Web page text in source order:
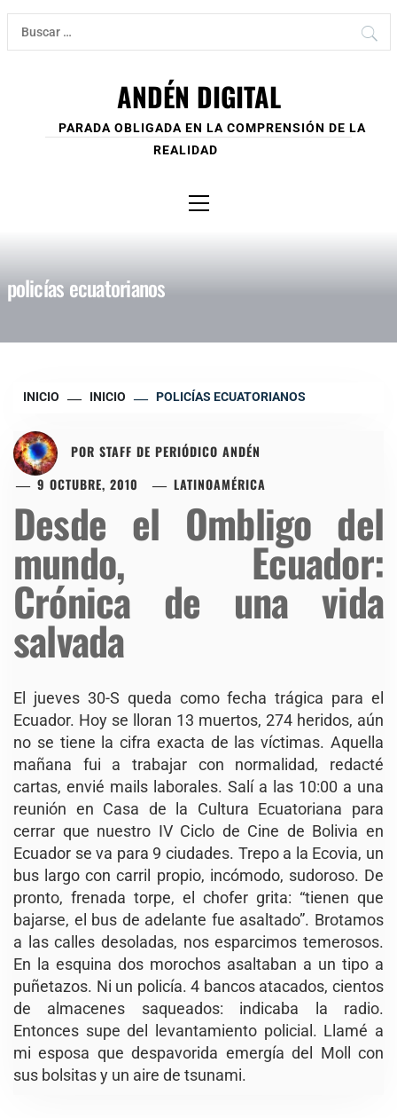
Ir
contenido
Buscar:
ANDÉN DIGITAL
PARADA OBLIGADA EN LA COMPRENSIÓN DE LA
REALIDAD
principal
policías ecuatorianos
INICIO INICIO POLICÍAS ECUATORIANOS
POR STAFF DE PERIÓDICO ANDÉN
9 OCTUBRE, 2010
LATINOAMÉRICA
Desde el Ombligo del
mundo, Ecuador:
Crónica de una vida
salvada
El jueves 30-S queda como fecha trágica para el
Ecuador. Hoy se lloran 13 muertos, 274 heridos, aún
no se tiene la cifra exacta de las víctimas. Aquella
mañana fui a trabajar con normalidad, redacté
cartas, envié mails laborales. Salí a las 10:00 a una
reunión en Casa de la Cultura Ecuatoriana para
cerrar que nuestro IV Ciclo de Cine de Bolivia en
Ecuador se va para 9 ciudades. Trepo a la Ecovia, un
bus largo con carril propio, incómodo, sudoroso. De
pronto, frenada torpe, el chofer grita: “tienen que
bajarse, el bus de adelante fue asaltado”. Brotamos
a las calles desoladas, nos esparcimos temerosos.
En la esquina dos morochos asaltaban a un tipo a
puñetazos. Ni un policía. 4 bancos atacados, cientos
de almacenes saqueados: indicaba la radio.
Entonces supe del levantamiento policial. Llamé a
mi esposa que despavorida emergía del Moll con
sus bolsitas y un aire de tsunami.